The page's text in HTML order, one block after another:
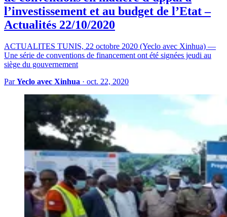
l’investissement et au budget de l’Etat –
Actualités 22/10/2020
ACTUALITES TUNIS, 22 octobre 2020 (Yeclo avec Xinhua) —
Une série de conventions de financement ont été signées jeudi au
siège du gouvernement
ParYeclo avec Xinhua · oct. 22, 2020